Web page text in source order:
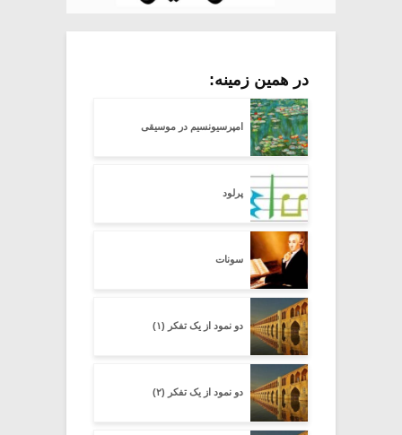
در همین زمینه:
امپرسیونسیم در موسیقی
پرلود
سونات
دو نمود از یک تفکر (۱)
دو نمود از یک تفکر (۲)